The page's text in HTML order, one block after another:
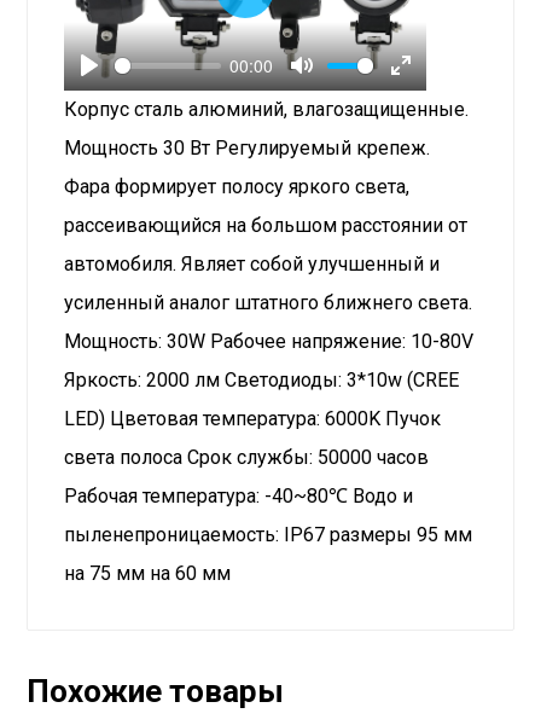
P
l
a
y
00:00
M
u
t
e
E
n
t
e
r
f
l
s
c
r
n
P
l
a
y
Корпус сталь алюминий, влагозащищенные.
Мощность 30 Вт Регулируемый крепеж.
Фара формирует полосу яркого света,
рассеивающийся на большом расстоянии от
автомобиля. Являет собой улучшенный и
усиленный аналог штатного ближнего света.
Мощность: 30W Рабочее напряжение: 10-80V
Яркость: 2000 лм Светодиоды: 3*10w (CREE
LED) Цветовая температура: 6000K Пучок
света полоса Срок службы: 50000 часов
Рабочая температура: -40~80℃ Водо и
пыленепроницаемость: IP67 размеры 95 мм
на 75 мм на 60 мм
Похожие товары